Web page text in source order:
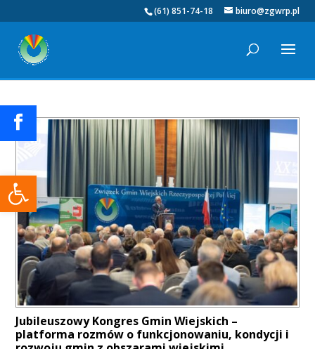
Otwórz pasek narzędzi
(61) 851-74-18 biuro@zgwrp.pl
Jubileuszowy Kongres Gmin Wiejskich –
platforma rozmów o funkcjonowaniu, kondycji i